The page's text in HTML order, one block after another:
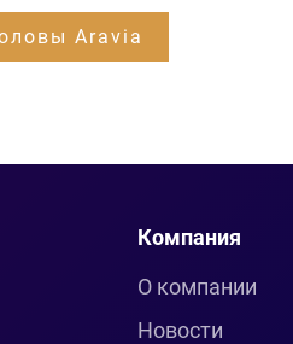
Aravia
Компания
О компании
Новости